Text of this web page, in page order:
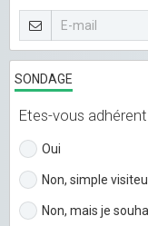
SONDAGE
Etes-vous adhérent
Oui
Non, simple
Non, mais je